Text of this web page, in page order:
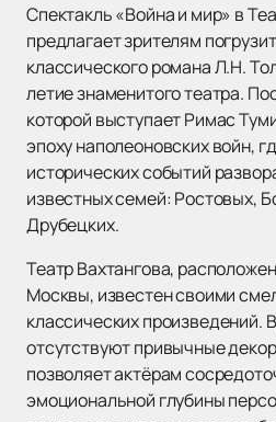
Спектакль «Война и мир» в
предлагает зрителям
классического романа Л.Н.
летие знаменитого театра.
которой выступает Римас
эпоху наполеоновских войн,
исторических событий
известных семей: Ростовых,
Друбецких.
Театр Вахтангова,
Москвы, известен своими
классических произведений.
отсутствуют привычные
позволяет актёрам
эмоциональной глубины